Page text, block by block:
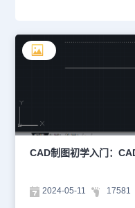
CAD制图初学入门：
2024-05-11 17581